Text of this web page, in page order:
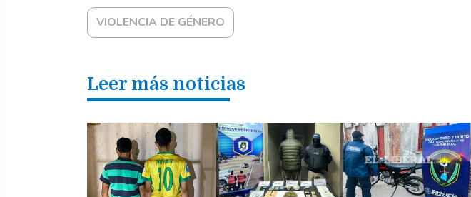
VIOLENCIA DE GÉNERO
Leer más noticias